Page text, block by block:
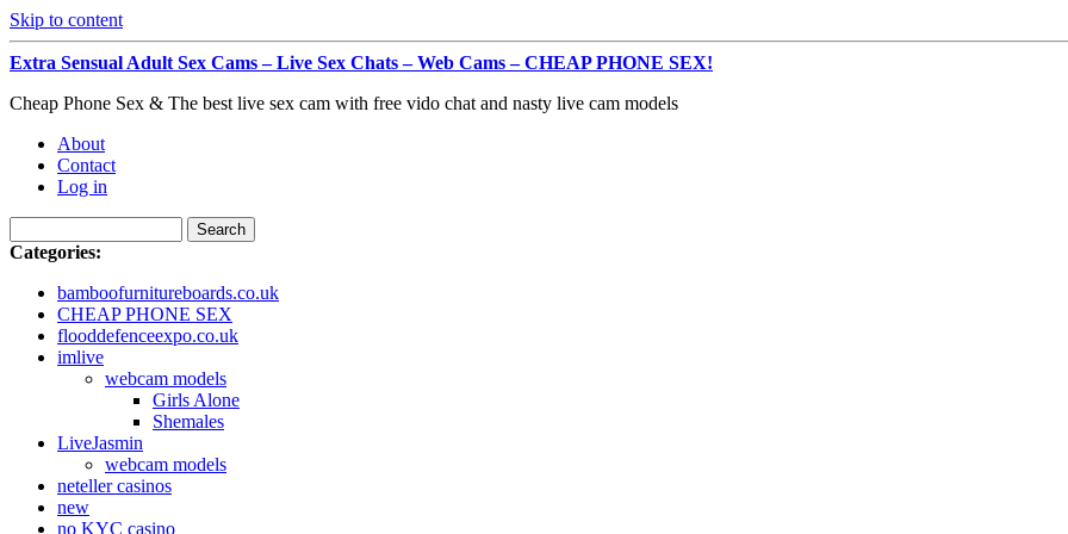
Skip to content
Extra Sensual Adult Sex Cams – Live Sex Chats – Web Cams – CHEAP PHONE SEX!
Cheap Phone Sex & The best live sex cam with free vido chat and nasty live cam models
About
Contact
Log in
Categories:
bamboofurnitureboards.co.uk
CHEAP PHONE SEX
flooddefenceexpo.co.uk
imlive
webcam models
Girls Alone
Shemales
LiveJasmin
webcam models
neteller casinos
new
no KYC casino